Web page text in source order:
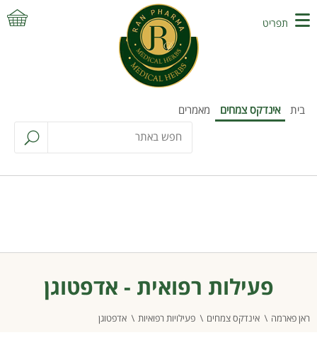
בית אינדקס צמחים מאמרים
תפריט
פעילות רפואית - אדפטוגן
ראן פארמה אינדקס צמחים פעילויות רפואיות אדפטוגן